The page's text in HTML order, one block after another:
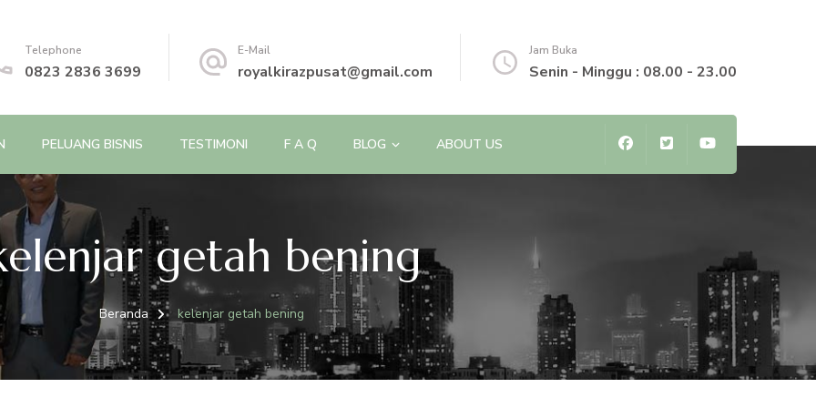
Telephone
0823 2836 3699
E-Mail
royalkirazpusat@gmail.com
Jam Buka
Senin - Minggu : 08.00 - 23.00
PELUANG BISNIS TESTIMONI F A Q BLOG ABOUT US
getah bening
Beranda kelenjar getah bening